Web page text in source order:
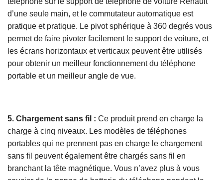
d’une seule main, et le commutateur automatique est
pratique et pratique. Le pivot sphérique à 360 degrés vous
permet de faire pivoter facilement le support de voiture, et
les écrans horizontaux et verticaux peuvent être utilisés
pour obtenir un meilleur fonctionnement du téléphone
portable et un meilleur angle de vue.
5. Chargement sans fil : Ce produit prend en charge la
charge à cinq niveaux. Les modèles de téléphones
portables qui ne prennent pas en charge le chargement
sans fil peuvent également être chargés sans fil en
branchant la tête magnétique. Vous n’avez plus à vous